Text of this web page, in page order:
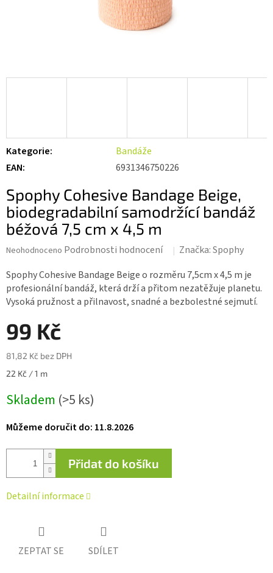
Kategorie:
Bandáže
EAN: 6931346750226
Spophy Cohesive Bandage Beige,
biodegradabilní samodržící bandáž
béžová 7,5 cm x 4,5 m
Průměrné
produktu
je
0,0
z 5
Neohodnoceno Podrobnosti hodnocení Značka:Spophy
Spophy Cohesive Bandage Beige o rozměru 7,5cm x 4,5 m je
profesionální bandáž, která drží a přitom nezatěžuje planetu.
Vysoká pružnost a přilnavost, snadné a bezbolestné sejmutí.
99 Kč
81,82 Kč bez DPH
Měrná
22 Kč / 1 m
Skladem (>5 ks)
Můžeme doručit do: 11.8.2026
Přidat do košíku
Detailní informace
ZEPTAT SE SDÍLET